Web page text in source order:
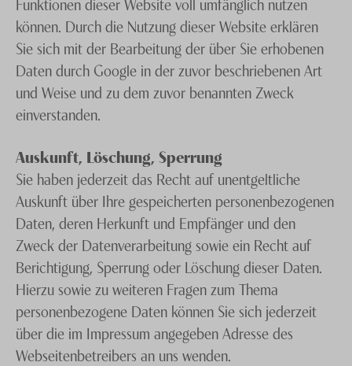
können. Durch die Nutzung dieser Website erklären
Sie sich mit der Bearbeitung der über Sie erhobenen
Daten durch Google in der zuvor beschriebenen Art
und Weise und zu dem zuvor benannten Zweck
einverstanden.
Auskunft, Löschung, Sperrung
Sie haben jederzeit das Recht auf unentgeltliche
Auskunft über Ihre gespeicherten personenbezogenen
Daten, deren Herkunft und Empfänger und den
Zweck der Datenverarbeitung sowie ein Recht auf
Berichtigung, Sperrung oder Löschung dieser Daten.
Hierzu sowie zu weiteren Fragen zum Thema
personenbezogene Daten können Sie sich jederzeit
über die im Impressum angegeben Adresse des
Webseitenbetreibers an uns wenden.